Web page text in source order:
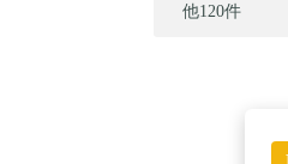
他120件